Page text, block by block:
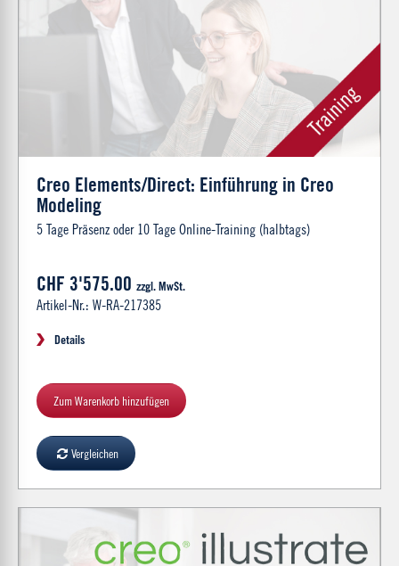
Creo Elements/Direct: Einführung in Creo
Modeling
5 Tage Präsenz oder 10 Tage Online-Training (halbtags)
CHF 3'575.00 zzgl. MwSt.
Artikel-Nr.: W-RA-217385
Details
Zum Warenkorb hinzufügen
Vergleichen